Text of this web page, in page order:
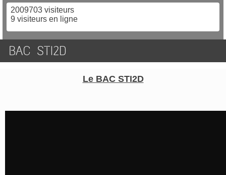
2009703 visiteurs
9 visiteurs en ligne
BAC STI2D
Le BAC STI2D